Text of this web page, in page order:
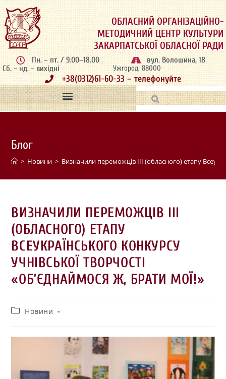
ОБЛАСНИЙ ОРГАНІЗАЦІЙНО-
МЕТОДИЧНИЙ ЦЕНТР КУЛЬТУРИ
ЗАКАРПАТСЬКОЇ ОБЛАСНОЇ РАДИ
Пн. – пт. / 9.00–18.00
Сб. – нд. – вихідні
вул. Волошина, 18
Ужгород, 88000
+38(0312)61-60-33 – телефонуйте
Блог
> Новини > Визначили переможців III (обласного) етапу
ВИЗНАЧИЛИ ПЕРЕМОЖЦІВ III
(ОБЛАСНОГО) ЕТАПУ
ВСЕУКРАЇНСЬКОГО КОНКУРСУ
УЧНІВСЬКОЇ ТВОРЧОСТІ
«ОБ’ЄДНАЙМОСЯ Ж, БРАТИ МОЇ!»
Новини